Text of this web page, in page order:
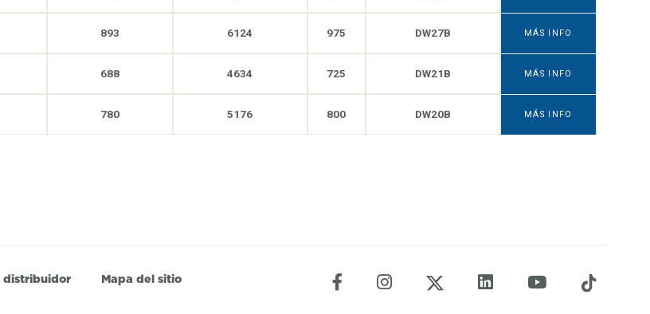
893 6124 975 DW27B MÁS INFO
688 4634 725 DW21B MÁS INFO
780 5176 800 DW20B MÁS INFO
distribuidor Mapa del sitio